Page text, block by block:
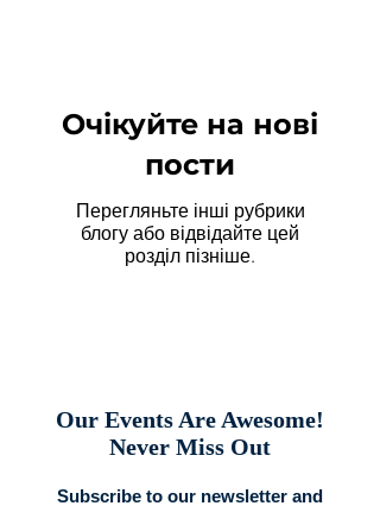
Очікуйте на нові
пости
Перегляньте інші рубрики
блогу або відвідайте цей
розділ пізніше.
Our Events Are Awesome!
Never Miss Out
Subscribe to our newsletter and